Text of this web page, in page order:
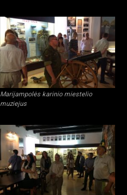
Marijampolės karinio miestelio
muziejus